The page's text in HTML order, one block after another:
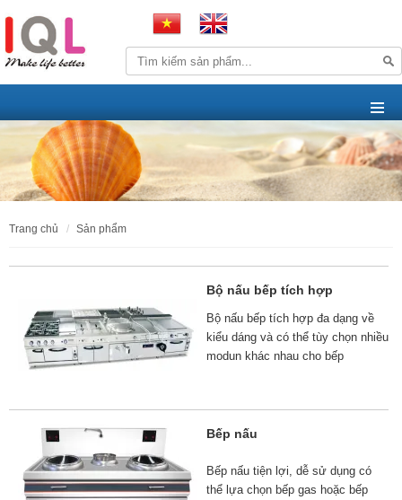
trang chủ sản phẩm
Bộ nấu bếp tích hợp
Bộ nấu bếp tích hợp đa dạng về
kiểu dáng và có thể tùy chọn nhiều
modun khác nhau cho bếp
Bếp nấu
Bếp nấu tiện lợi, dễ sử dụng có
thể lựa chọn bếp gas hoặc bếp